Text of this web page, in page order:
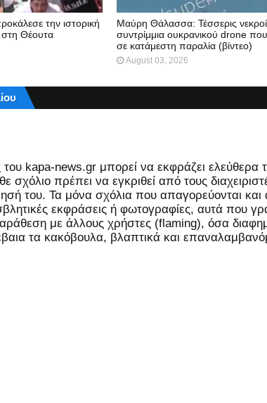
την ιστορική
στη Θέουτα
Μαύρη Θάλασσα: Τέσσερις
συντρίμμια ουκρανικού drone
σε κατάμεστη παραλία (βίντεο)
August 03, 2026
kapa-news.gr μπορεί να εκφράζει ελεύθερα
σχόλιο πρέπει να εγκριθεί από τους
του. Τα μόνα σχόλια που απαγορεύονται και
εκφράσεις ή φωτογραφίες, αυτά που
με άλλους χρήστες (flaming), όσα
τα κακόβουλα, βλαπτικά και